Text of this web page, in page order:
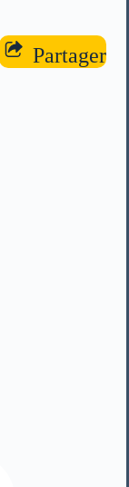
Partager